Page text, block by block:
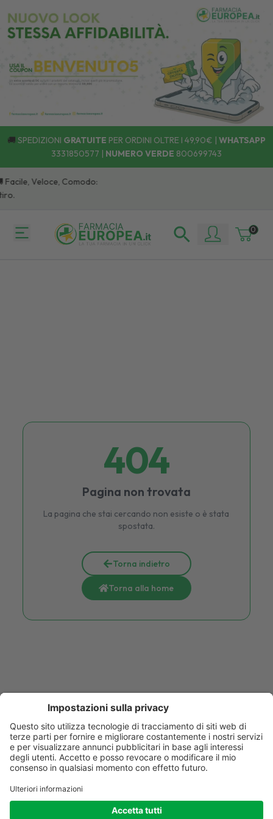
🚚 SPEDIZIONI GRATUITE PER ORDINI OLTRE I 49,90€ | WHATSAPP
3331850577 | NUMERO VERDE 800699743
Veloce, Comodo:
0
404
Pagina non trovata
La pagina che stai cercando non esiste o è stata
spostata.
Torna indietro
Torna alla home